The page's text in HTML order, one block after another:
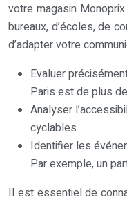
votre magasin
bureaux, d’écoles, de
d’adapter votre
Evaluer
Paris est de plus
Analyser
cyclables.
Identifier les
Par exemple, un
Il est essentiel de